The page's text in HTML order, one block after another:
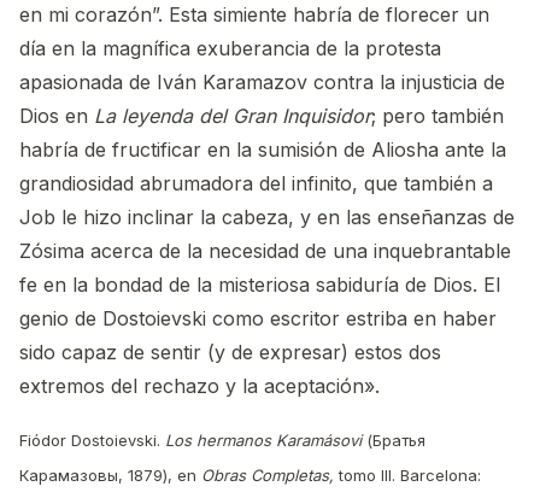
en mi corazón”. Esta simiente habría de florecer un
día en la magnífica exuberancia de la protesta
apasionada de Iván Karamazov contra la injusticia de
Dios en La leyenda del Gran Inquisidor; pero también
habría de fructificar en la sumisión de Aliosha ante la
grandiosidad abrumadora del infinito, que también a
Job le hizo inclinar la cabeza, y en las enseñanzas de
Zósima acerca de la necesidad de una inquebrantable
fe en la bondad de la misteriosa sabiduría de Dios. El
genio de Dostoievski como escritor estriba en haber
sido capaz de sentir (y de expresar) estos dos
extremos del rechazo y la aceptación».
Fiódor Dostoievski. Los hermanos Karamásovi(Братья
Карамазовы, 1879), en Obras Completas,tomo III. Barcelona: